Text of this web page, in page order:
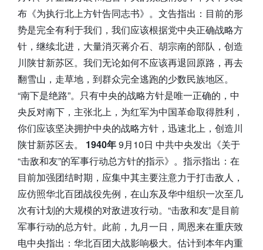
布《为执行北上方针告同志书》。文告指出：目前的形
势是完全有利于我们，我们应该根据党中央正确战略方
针，继续北进，大量消灭蒋介石、胡宗南的部队，创造
川陕甘新苏区。我们无论如何不应该再退回原路，再去
翻雪山，走草地，到群众完全逃跑的少数民族地区。
“南下是绝路”。只有中央的战略方针是唯一正确的，中
央反对南下，主张北上，为红军为中国革命取得胜利，
你们应该坚决拥护中央的战略方针，迅速北上，创造川
陕甘新苏区去。 1940年9月10日 中共中央发出《关于
“击敌和友”的军事行动总方针的指示》。指示指出：在
目前加强团结时期，应集中其主要注意力于打击敌人，
应仿照华北百团战役先例，在山东及华中组织一次至几
次有计划的大规模的对敌进攻行动。“击敌和友”是目前
军事行动的总方针。此前，九月一日，周恩来在重庆致
电中央指出：华北百团大战影响极大。估计到本年内重